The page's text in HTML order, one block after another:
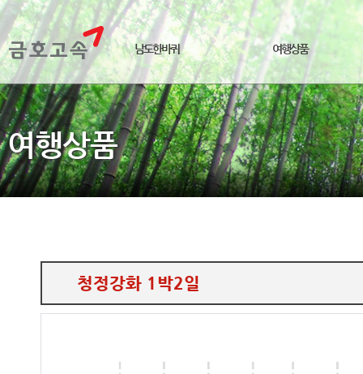
남도한바퀴 여행상품
여행상품
청정강화 1박2일